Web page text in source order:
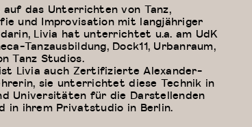
auf das Unterrichten von Tanz,
und Improvisation mit langjähriger
Livia hat unterrichtet u.a. am UdK
Tanzausbildung, Dock11, Urbanraum,
Tanz Studios.
Livia auch Zertifizierte Alexander-
sie unterrichtet diese Technik in
Universitäten für die Darstellenden
in ihrem Privatstudio in Berlin.